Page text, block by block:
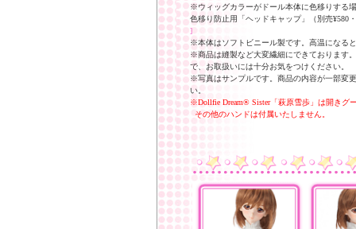
※ウィッグカラーがドール本体に色移りする
色移り防止用「ヘッドキャップ」（別売¥580
]
※本体はソフトビニール製です。高温になる
※商品は縫製など大変繊細にできております
で、お取扱いには十分お気をつけください。
※写真はサンプルです。商品の内容が一部変
い。
※Dollfie Dream® Sister「萩原雪歩」は開きグ
その他のハンドは付属いたしません。